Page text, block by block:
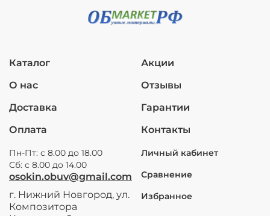
Каталог
О нас
Доставка
Оплата
Акции
Отзывы
Гарантии
Контакты
Пн-Пт: с 8.00 до 18.00
Сб: с 8.00 до 14.00
osokin.obuv@gmail.com
г. Нижний Новгород, ул.
Композитора
Личный кабинет
Сравнение
Избранное